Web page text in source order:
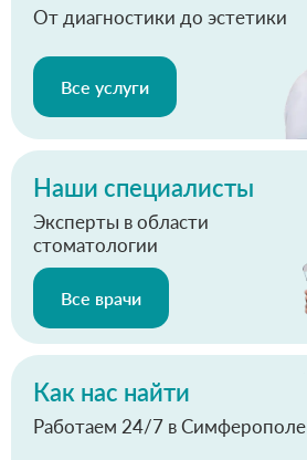
От диагностики до эстетики
Все услуги
Наши специалисты
Эксперты в области
стоматологии
Все врачи
Как нас найти
Работаем 24/7 в Симферополе